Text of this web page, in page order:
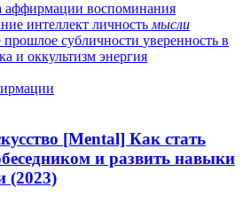
аффирмации воспоминания
интеллект личность мысли
прошлое субличности уверенность в
и оккультизм энергия
[Mental] Как стать
и развить навыки
(2023)